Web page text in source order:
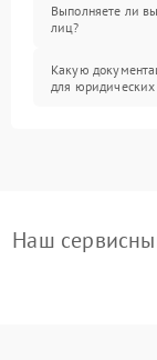
Выполняете ли
лиц?
Какую
для
Наш